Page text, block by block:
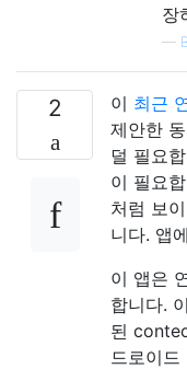
장
—
2 이 최근
제안한
덜 필요
이 필요
처럼 보
니다. 앱
이 앱은
합니다.
된
드로이